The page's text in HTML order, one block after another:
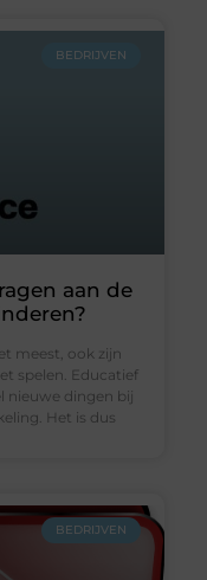
BEDRIJVEN
aan de
meest, ook zijn
spelen. Educatief
nieuwe dingen bij
Het is dus
BEDRIJVEN